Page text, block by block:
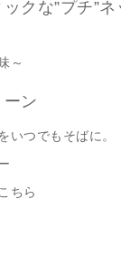
クな”プチ”ネ
～
ン
いつでもそばに。
ちら